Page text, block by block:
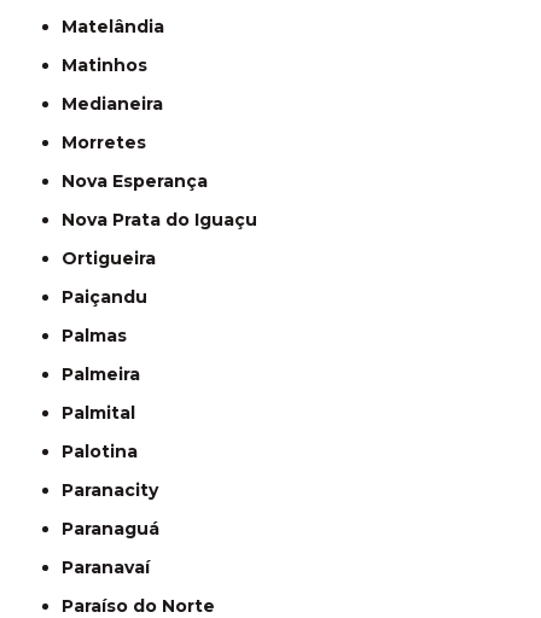
Matelândia
Matinhos
Medianeira
Morretes
Nova Esperança
Nova Prata do Iguaçu
Ortigueira
Paiçandu
Palmas
Palmeira
Palmital
Palotina
Paranacity
Paranaguá
Paranavaí
Paraíso do Norte